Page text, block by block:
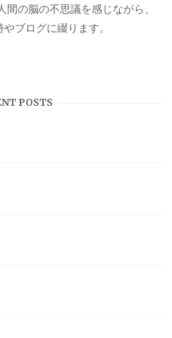
の脳の不思議を感じながら、
ブログに綴ります。
POSTS